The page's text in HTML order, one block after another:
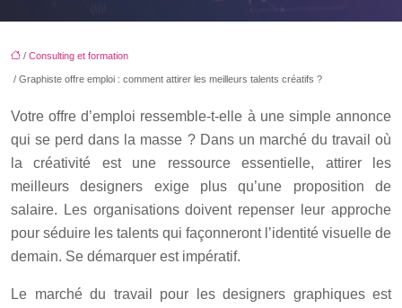
/ Consulting et formation
/ Graphiste offre emploi : comment attirer les meilleurs talents créatifs ?
Votre offre d’emploi ressemble-t-elle à une simple annonce
qui se perd dans la masse ? Dans un marché du travail où
la créativité est une ressource essentielle, attirer les
meilleurs designers exige plus qu’une proposition de
salaire. Les organisations doivent repenser leur approche
pour séduire les talents qui façonneront l’identité visuelle de
demain. Se démarquer est impératif.
Le marché du travail pour les designers graphiques est